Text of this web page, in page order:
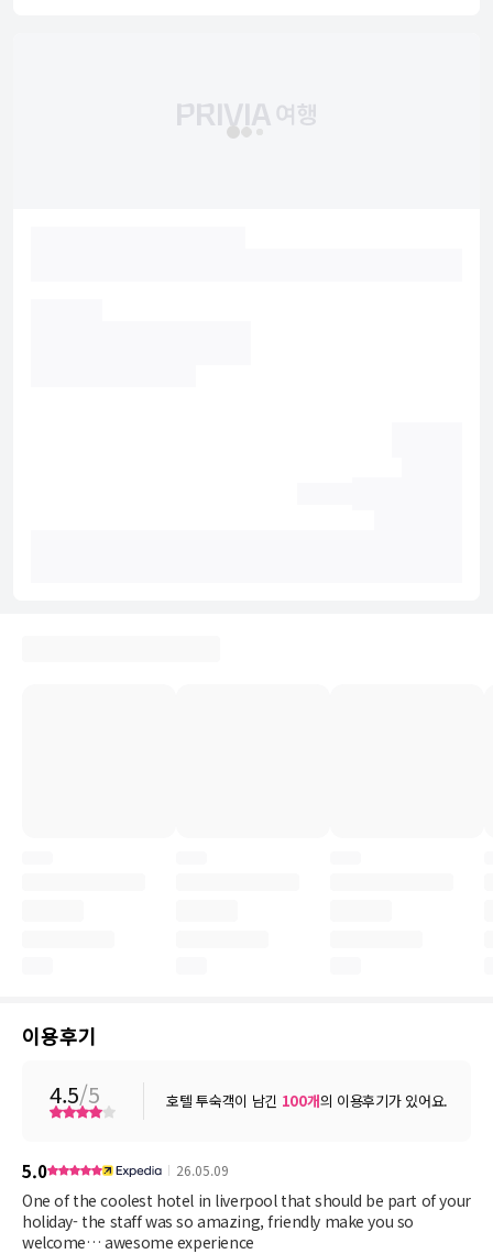
이용후기
4.5/5 호텔 투숙객이 남긴 100개의 이용후기가 있어요.
5.0 26.05.09
One of the coolest hotel in liverpool that should be part of your
holiday- the staff was so amazing, friendly make you so
welcome… awesome experience